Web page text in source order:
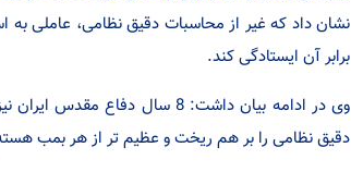
نشان داد که غیر از محاسبات دقیق نظامی، عاملی به
برابر آن ایستادگی کند.
وی در ادامه بیان داشت: 8 سال
دقیق نظامی را بر هم ریخت و عظیم تر از هر بمب